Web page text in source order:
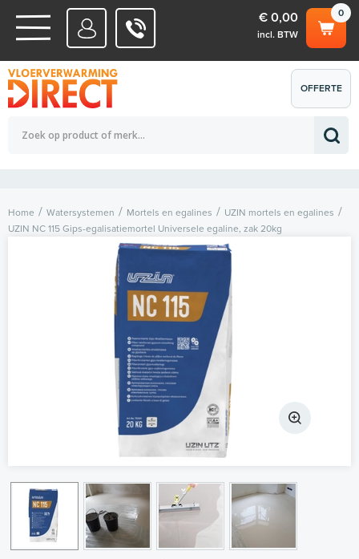
WATERSYSTEMEN
ELEKTRISCHE SYSTEMEN
0
€ 0,00
incl. BTW
Totaalbedrag (incl. BTW) € 0,00
OFFERTE
AANVRAGEN
Home Watersystemen Mortels en egalines
UZIN mortels en egalines
UZIN NC 115 Gips-egalisatiemortel Universele egaline, zak 20kg